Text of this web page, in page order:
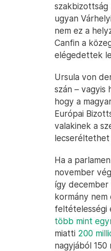
ugyan
nem ez a
Canfin a
elégedettek
Ursula von
szán – vagyis
hogy a
Európai
valakinek a
Ha a
november
így december
kormány
feltételességi
több mint
miatti 200
nagyjából